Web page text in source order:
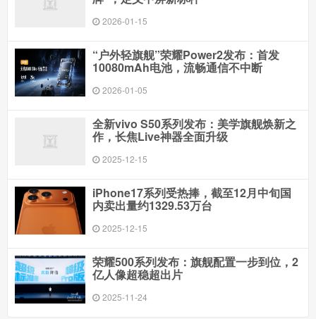
2026-01-15
“户外轻旗舰”荣耀Power2发布：首发
10080mAh电池，流畅通信不中断
2026-01-05
全新vivo S50系列发布：美学旗舰焕新之
作，长焦Live神器全面升级
2025-12-15
iPhone17系列受热捧，截至12月中旬国
内卖出量约1329.53万台
2025-12-15
荣耀500系列发布：旗舰配置一步到位，2
亿人像超稳超出片
2025-11-24